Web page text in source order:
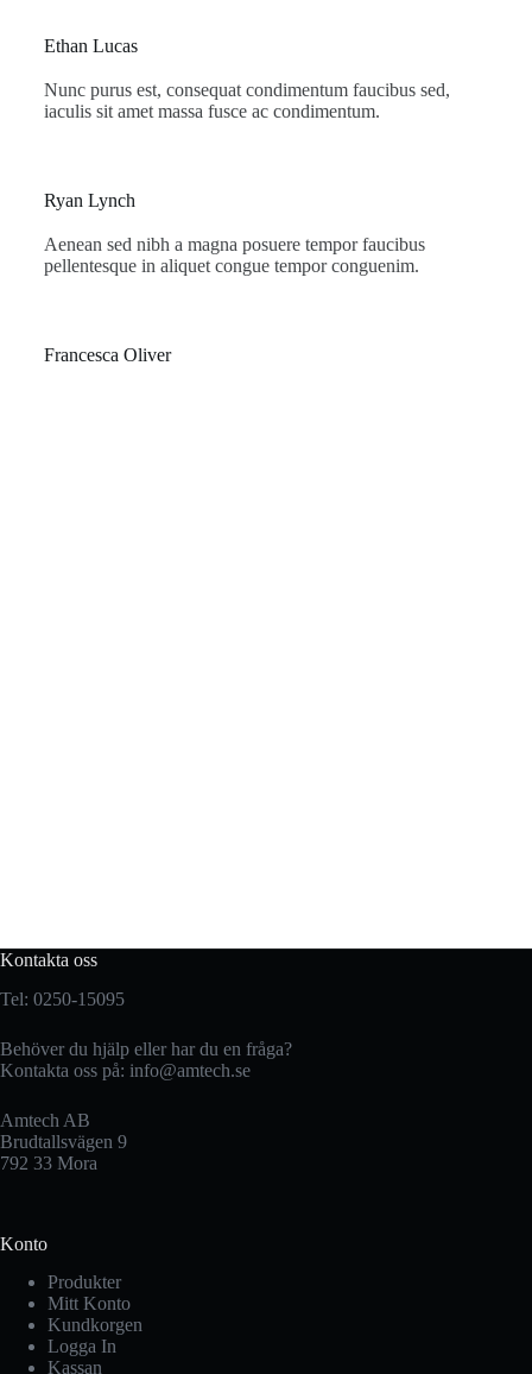
Ethan Lucas
Nunc purus est, consequat condimentum faucibus sed,
iaculis sit amet massa fusce ac condimentum.
Ryan Lynch
Aenean sed nibh a magna posuere tempor faucibus
pellentesque in aliquet congue tempor conguenim.
Francesca Oliver
Kontakta oss
Tel: 0250-15095
Behöver du hjälp eller har du en fråga?
Kontakta oss på: info@amtech.se
Amtech AB
Brudtallsvägen 9
792 33 Mora
Konto
Produkter
Mitt Konto
Kundkorgen
Logga In
Kassan